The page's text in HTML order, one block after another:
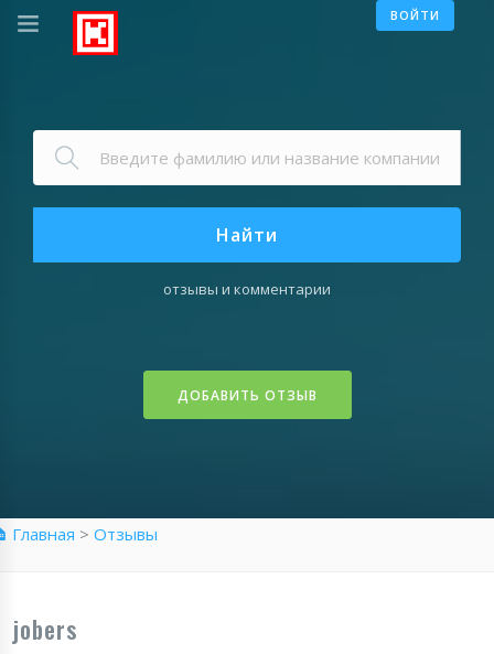
ВОЙТИ
Найти
отзывы и комментарии
ДОБАВИТЬ ОТЗЫВ
Главная > Отзывы
jobers